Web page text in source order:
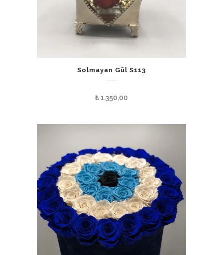
Solmayan Gül S113
₺1.350,00